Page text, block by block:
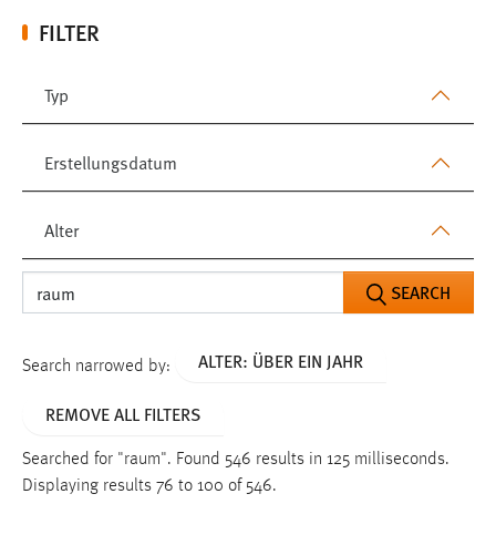
FILTER
Typ
Erstellungsdatum
Alter
SEARCH
Search narrowed by: ALTER: ÜBER EIN JAHR
REMOVE ALL FILTERS
Searched for "raum". Found 546 results in 125 milliseconds.
Displaying results 76 to 100 of 546.